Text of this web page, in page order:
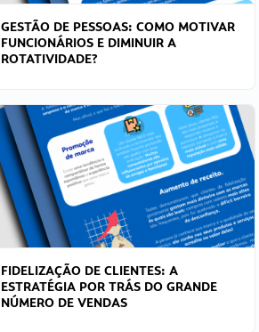
GESTÃO DE PESSOAS: COMO MOTIVAR
FUNCIONÁRIOS E DIMINUIR A
ROTATIVIDADE?
FIDELIZAÇÃO DE CLIENTES: A
ESTRATÉGIA POR TRÁS DO GRANDE
NÚMERO DE VENDAS